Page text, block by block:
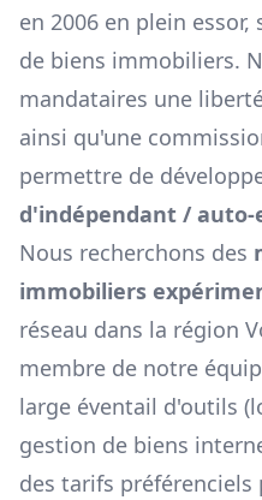
en 2006 en plein
de biens immobiliers.
mandataires une
ainsi qu'une
permettre de
d'indépendant /
Nous recherchons des
immobiliers
réseau dans la région
membre de notre
large éventail d'outils
gestion de biens
des tarifs